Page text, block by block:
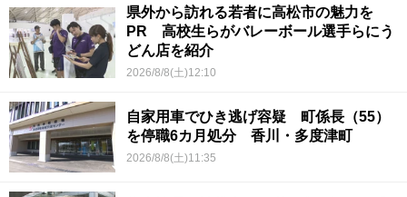
県外から訪れる若者に高松市の魅力を
PR 高校生らがバレーボール選手らにう
どん店を紹介
2026/8/8(土)12:10
自家用車でひき逃げ容疑 町係長（55）
を停職6カ月処分 香川・多度津町
2026/8/8(土)11:35